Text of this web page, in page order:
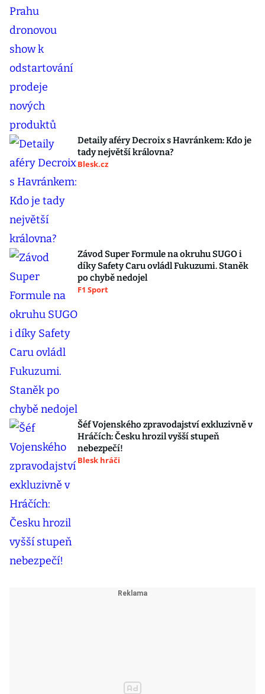
Detaily aféry Decroix s Havránkem: Kdo je
tady největší královna?
Blesk.cz
Závod Super Formule na okruhu SUGO i
díky Safety Caru ovládl Fukuzumi. Staněk
po chybě nedojel
F1 Sport
Šéf Vojenského zpravodajství exkluzivně v
Hráčích: Česku hrozil vyšší stupeň
nebezpečí!
Blesk hráči